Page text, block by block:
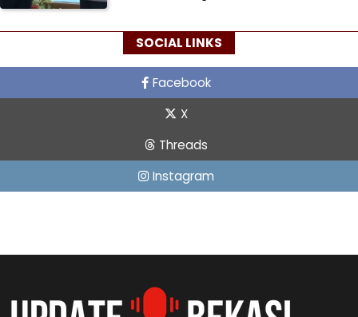
SOCIAL LINKS
Facebook
X
Threads
Instagram